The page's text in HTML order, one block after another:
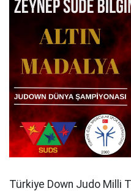
Türkiye Down Judo Milli